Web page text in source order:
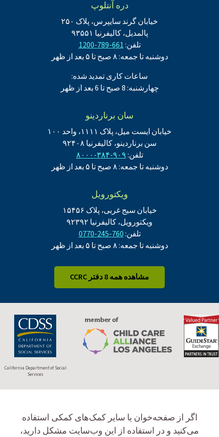
دره آنتلوپ
خیابان گرند سایپرس، پلاک ۲۵۰
پالمدیل، کالیفرنیا ۹۳۵۵۱
تلفن:661-789-1200
دوشنبه تا جمعه: ۸ صبح تا ۵ بعد از ظهر
ساعات کاری تمدید شده:
چهارشنبه: 8 صبح تا 6 بعد از ظهر
سان برناردینو
خیابان ایست میل، پلاک ۱۱۱۱، واحد ۱۰۰
سن برناردینو، کالیفرنیا ۹۲۴۰۸
تلفن:۹۰۹-۳۸۴-۸۰۰۰
دوشنبه تا جمعه: ۸ صبح تا ۵ بعد از ظهر
ویکتورویل
خیابان سیج غربی، پلاک ۱۵۴۵۶
ویکتورویل، کالیفرنیا ۹۲۳۹۲
تلفن:760-245-0770
دوشنبه تا جمعه: ۸ صبح تا ۵ بعد از ظهر
مشاهده همه 8 دفتر CCRC
California Department of Social
Services
اگر از صفحه‌خوان یا سایر کمک‌های کمکی استفاده
می‌کنید و در استفاده از این وب‌سایت مشکل دارید،